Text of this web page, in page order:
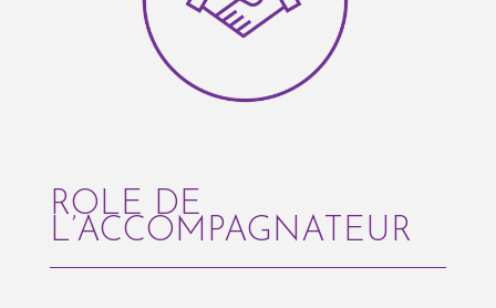
ROLE DE
L’ACCOMPAGNATEUR